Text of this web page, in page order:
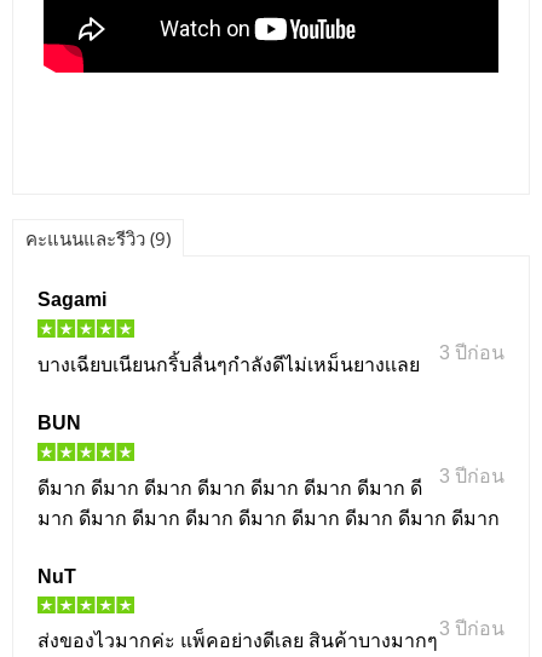
คะแนนและรีวิว (9)
Sagami
3 ปีก่อน
บางเฉียบเนียนกริ้บลื่นๆกำลังดีไม่เหม็นยางเเลย
BUN
3 ปีก่อน
ดีมาก ดีมาก ดีมาก ดีมาก ดีมาก ดีมาก ดีมาก ดี
มาก ดีมาก ดีมาก ดีมาก ดีมาก ดีมาก ดีมาก ดีมาก ดีมาก
NuT
3 ปีก่อน
ส่งของไวมากค่ะ แพ็คอย่างดีเลย สินค้าบางมากๆ